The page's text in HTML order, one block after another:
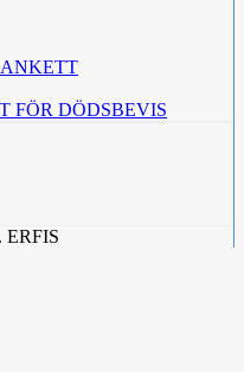
DÖDSBEVIS
ERFIS